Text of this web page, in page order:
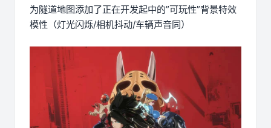
为隧道地图添加了正在开发起中的”可玩性”背景特效
模性（灯光闪烁/相机抖动/车辆声音同）